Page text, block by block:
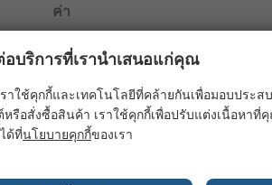
ค่า
RS PRO
Safety Shoes
P100
บริการที่เรานำเสนอแก่คุณ
ราใช้คุกกี้และเทคโนโลยีที่คล้ายกันเพื่อมอบประ
รือสั่งซื้อสินค้า เราใช้คุกกี้เพื่อปรับแต่งเนื้อหา
ด้ที่นโยบายคุกกี้ของเรา